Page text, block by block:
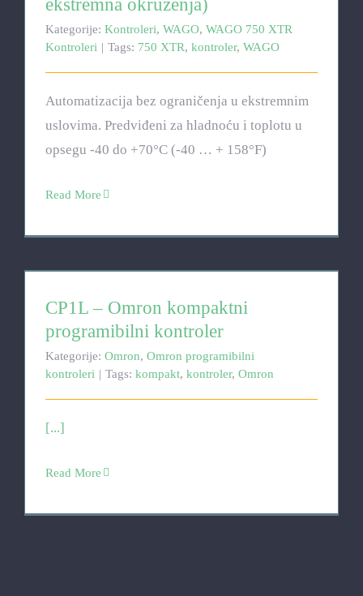
ekstremna okruženja)
Kategorije: Kontroleri, WAGO, WAGO 750 XTR
Kontroleri | Tags: 750 XTR, kontroler, WAGO
Automatizacija bez ograničenja u ekstremnim
uslovima. Predviđeni za hladnoću i toplotu u
opsegu -40 do +70°C (-40 … + 158°F)
Read More
CP1L – Omron kompaktni
programibilni kontroler
Kategorije: Omron, Omron programibilni
kontroleri | Tags: kompakt, kontroler, Omron
[...]
Read More